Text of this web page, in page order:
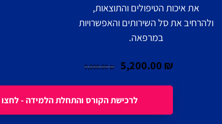
את איכות הטיפולים והתוצאות,
ולהרחיב את סל השירותים והאפשרויות
במרפאה.
5,200.00 ₪
9,000.00₪